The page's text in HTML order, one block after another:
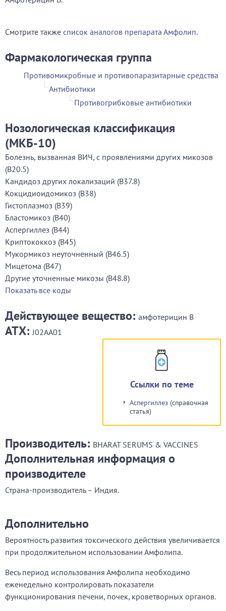
Смотрите также список аналогов препарата Амфолип.
Фармакологическая группа
Противомикробные и противопаразитарные средства
Антибиотики
Противогрибковые антибиотики
Нозологическая классификация
(МКБ-10)
Болезнь, вызванная ВИЧ, с проявлениями других микозов
(B20.5)
Кандидоз других локализаций (B37.8)
Кокцидиоидомикоз (B38)
Гистоплазмоз (B39)
Бластомикоз (B40)
Аспергиллез (B44)
Криптококкоз (B45)
Мукормикоз неуточненный (B46.5)
Мицетома (B47)
Другие уточненные микозы (B48.8)
Показать все коды
Действующее вещество: амфотерицин В
АТХ:J02AA01
Ссылки по теме
Аспергиллез (справочная
статья)
Производитель: BHARAT SERUMS & VACCINES
Дополнительная информация о
производителе
Страна-производитель – Индия.
Дополнительно
Вероятность развития токсического действия увеличивается
при продолжительном использовании Амфолипа.
Весь период использования Амфолипа необходимо
еженедельно контролировать показатели
функционирования печени, почек, кроветворных органов.